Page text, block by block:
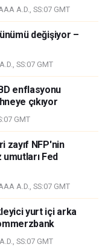
A.D., SS:07 GMT
değişiyor –
SS:07 GMT
enflasyonu
çıkıyor
GMT
zayıf NFP'nin
umutları Fed
A.D., SS:07 GMT
yurt içi arka
SS:07 GMT